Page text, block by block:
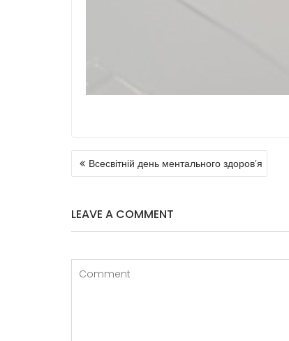
Всесвітній день ментального здоров’я
LEAVE A COMMENT